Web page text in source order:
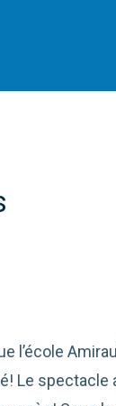
l’école
Le spectacle